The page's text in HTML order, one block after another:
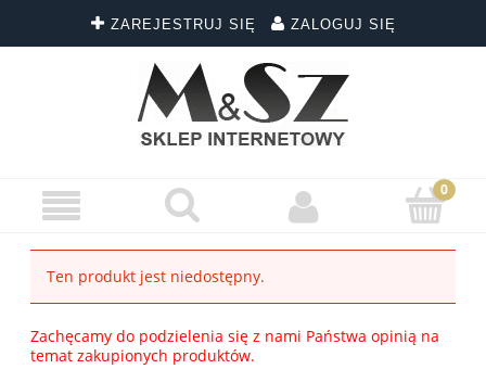
ZAREJESTRUJ SIĘ ZALOGUJ SIĘ
Ten produkt jest niedostępny.
Zachęcamy do podzielenia się z nami Państwa opinią na
temat zakupionych produktów.